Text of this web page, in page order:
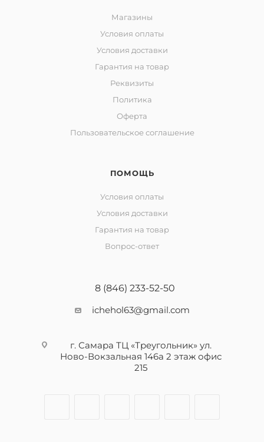
Магазины
Условия оплаты
Условия доставки
Гарантия на товар
Реквизиты
Политика
Оферта
Пользовательское соглашение
ПОМОЩЬ
Условия оплаты
Условия доставки
Гарантия на товар
Вопрос-ответ
8 (846) 233-52-50
ichehol63@gmail.com
г. Самара ТЦ «Треугольник» ул.
Ново-Вокзальная 146а 2 этаж офис
215